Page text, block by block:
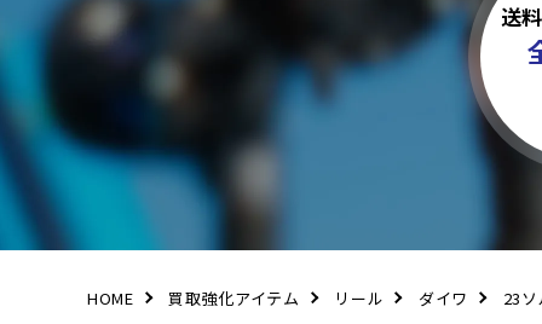
送
HOME 買取強化アイテム リール ダイワ 23